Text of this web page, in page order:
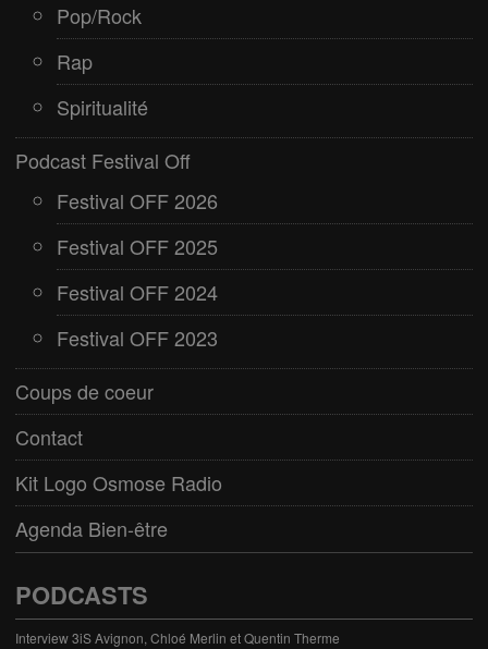
Pop/Rock
Rap
Spiritualité
Podcast Festival Off
Festival OFF 2026
Festival OFF 2025
Festival OFF 2024
Festival OFF 2023
Coups de coeur
Contact
Kit Logo Osmose Radio
Agenda Bien-être
PODCASTS
Interview 3iS Avignon, Chloé Merlin et Quentin Therme